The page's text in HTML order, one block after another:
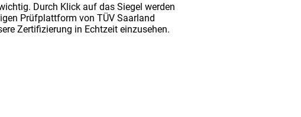
Durch Klick auf das Siegel werden
Prüfplattform von TÜV Saarland
Zertifizierung in Echtzeit einzusehen.